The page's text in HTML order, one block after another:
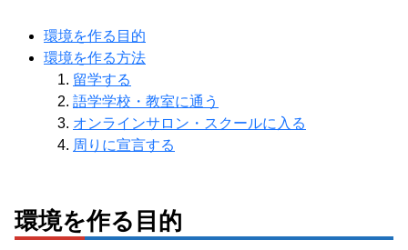
環境を作る目的
環境を作る方法
留学する
語学学校・教室に通う
オンラインサロン・スクールに入る
周りに宣言する
環境を作る目的